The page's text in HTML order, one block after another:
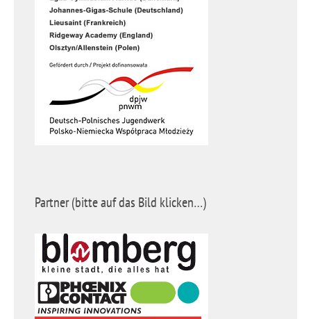
Partner (bitte auf das Bild klicken…)